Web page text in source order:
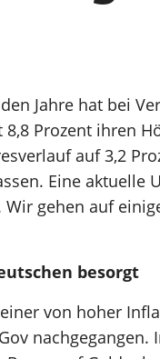
finden
Jahre hat bei
Prozent ihren
auf 3,2
Eine aktuelle
gehen auf
besorgt
von hoher